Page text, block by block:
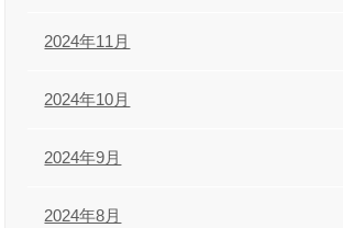
2024年11月
2024年10月
2024年9月
2024年8月